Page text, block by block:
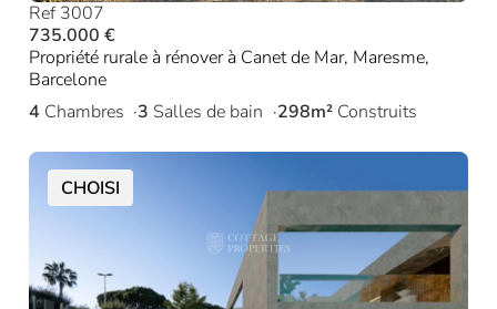
Ref 3007
735.000 €
Propriété rurale à rénover à Canet de Mar, Maresme,
Barcelone
4 Chambres 3 Salles de bain 298m² Construits
CHOISI